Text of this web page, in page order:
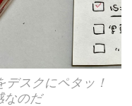
スクにペタッ！
なのだ